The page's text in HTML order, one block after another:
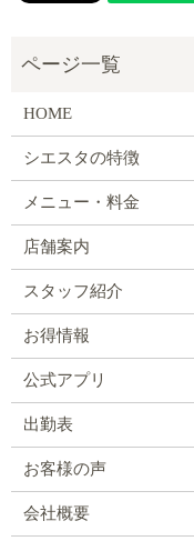
HOME
シエスタの特徴
メニュー・料金
店舗案内
スタッフ紹介
お得情報
公式アプリ
出勤表
お客様の声
会社概要